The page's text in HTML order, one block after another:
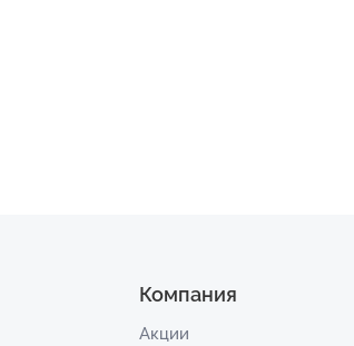
Компания
Акции